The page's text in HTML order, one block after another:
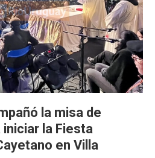
la misa de
la Fiesta
en Villa